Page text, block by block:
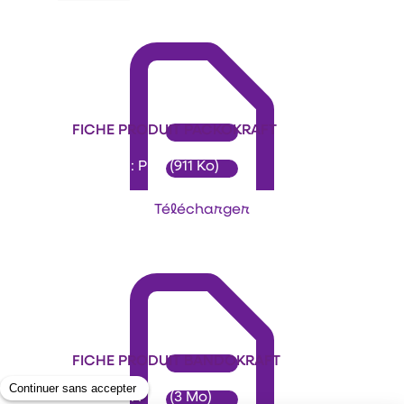
FICHE PRODUIT PACKOKRAFT
Format : PDF (911 Ko)
Télécharger
FICHE PRODUIT BANDOKRAFT
Format : PDF (3 Mo)